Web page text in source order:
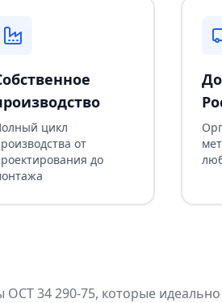
цикл
от
до
34 290-75, которые идеально